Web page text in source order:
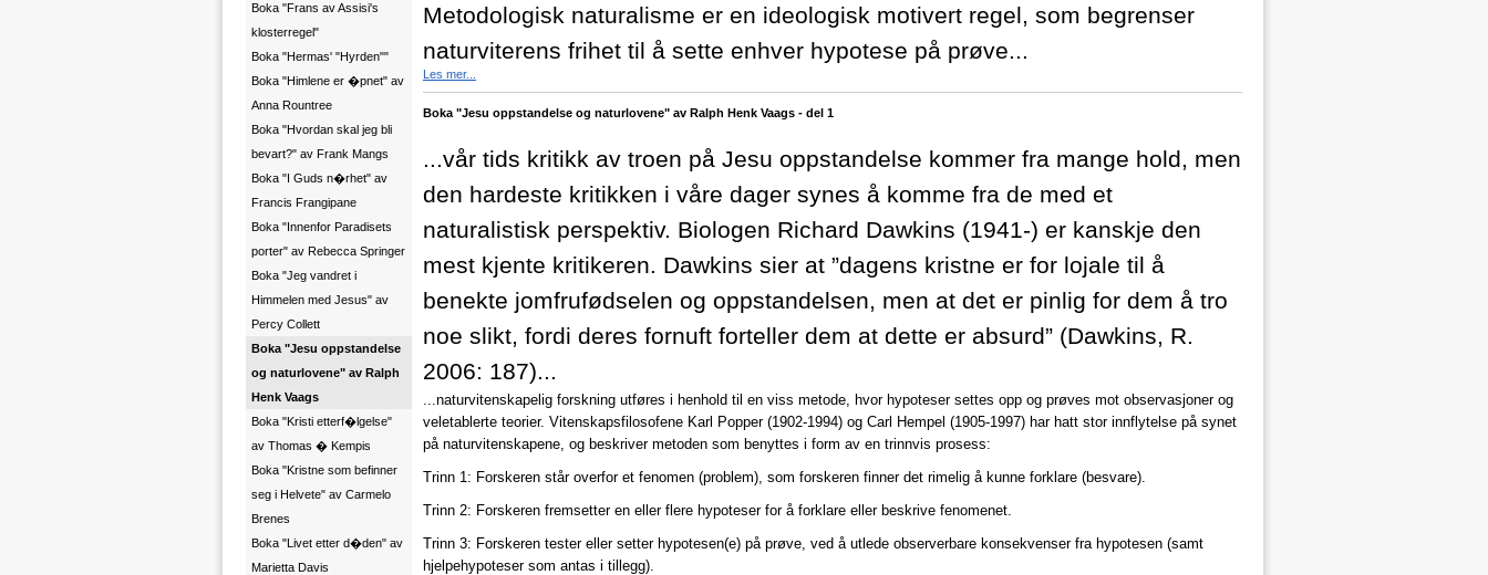
Boka "Frans av Assisi's
klosterregel"
Boka "Hermas' "Hyrden""
Boka "Himlene er �pnet" av
Anna Rountree
Boka "Hvordan skal jeg bli
bevart?" av Frank Mangs
Boka "I Guds n�rhet" av
Francis Frangipane
Boka "Innenfor Paradisets
porter" av Rebecca Springer
Boka "Jeg vandret i
Himmelen med Jesus" av
Percy Collett
Boka "Jesu oppstandelse
og naturlovene" av Ralph
Henk Vaags
Boka "Kristi etterf�lgelse"
av Thomas � Kempis
Boka "Kristne som befinner
seg i Helvete" av Carmelo
Brenes
Boka "Livet etter d�den" av
Marietta Davis
Metodologisk naturalisme er en ideologisk motivert regel, som begrenser
naturviterens frihet til å sette enhver hypotese på prøve...
Les mer...
Boka "Jesu oppstandelse og naturlovene" av Ralph Henk Vaags - del 1
...vår tids kritikk av troen på Jesu oppstandelse kommer fra mange hold, men
den hardeste kritikken i våre dager synes å komme fra de med et
naturalistisk perspektiv. Biologen Richard Dawkins (1941-) er kanskje den
mest kjente kritikeren. Dawkins sier at ”dagens kristne er for lojale til å
benekte jomfrufødselen og oppstandelsen, men at det er pinlig for dem å tro
noe slikt, fordi deres fornuft forteller dem at dette er absurd” (Dawkins, R.
2006: 187)...
...naturvitenskapelig forskning utføres i henhold til en viss metode, hvor hypoteser settes opp og prøves mot observasjoner og
veletablerte teorier. Vitenskapsfilosofene Karl Popper (1902-1994) og Carl Hempel (1905-1997) har hatt stor innflytelse på synet
på naturvitenskapene, og beskriver metoden som benyttes i form av en trinnvis prosess:
Trinn 1: Forskeren står overfor et fenomen (problem), som forskeren finner det rimelig å kunne forklare (besvare).
Trinn 2: Forskeren fremsetter en eller flere hypoteser for å forklare eller beskrive fenomenet.
Trinn 3: Forskeren tester eller setter hypotesen(e) på prøve, ved å utlede observerbare konsekvenser fra hypotesen (samt
hjelpehypoteser som antas i tillegg).